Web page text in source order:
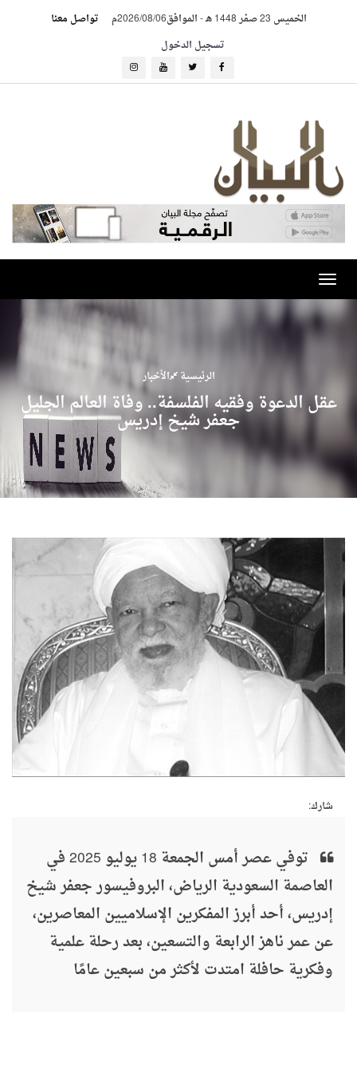
الخميس 23 صفر 1448 هـ -الموافق2026/08/06م
تواصل معنا
تسجيل الدخول
Toggle
navigation
الرئيسية الأخبار
عقل الدعوة وفقيه الفلسفة.. وفاة العالم الجليل
جعفر شيخ إدريس
شارك:
توفي عصر أمس الجمعة 18 يوليو 2025 في
العاصمة السعودية الرياض، البروفيسور جعفر شيخ
إدريس، أحد أبرز المفكرين الإسلاميين المعاصرين،
عن عمر ناهز الرابعة والتسعين، بعد رحلة علمية
وفكرية حافلة امتدت لأكثر من سبعين عامًا